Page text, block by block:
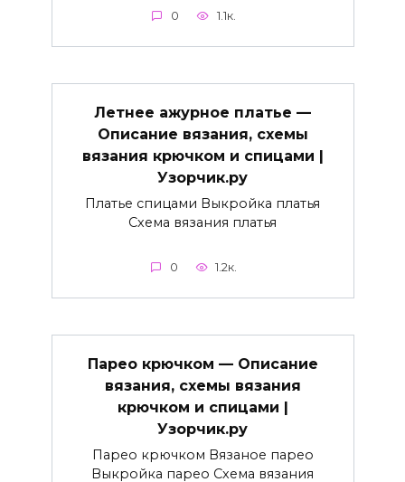
0 1.1к.
Летнее ажурное платье —
Описание вязания, схемы
вязания крючком и спицами |
Узорчик.ру
Платье спицами Выкройка платья
Схема вязания платья
0 1.2к.
Парео крючком — Описание
вязания, схемы вязания
крючком и спицами |
Узорчик.ру
Парео крючком Вязаное парео
Выкройка парео Схема вязания